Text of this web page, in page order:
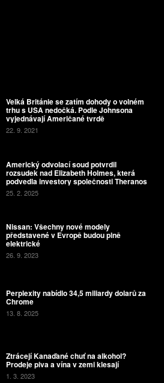
Velká Británie se zatím dohody o volném
trhu s USA nedočká. Podle Johnsona
vyjednávají Američané tvrdě
22. 9. 2021
Americký odvolací soud potvrdil
rozsudek nad Elizabeth Holmes, která
podvedla investory společnosti Theranos
25. 2. 2025
Nissan: Všechny nové modely
představené v Evropě budou plně
elektrické
26. 9. 2023
Perplexity nabídlo 34,5 miliardy dolarů za
Chrome
13. 8. 2025
Ztrácejí Kanaďané chuť na alkohol?
Prodeje piva a vína v zemi klesají
1. 3. 2023